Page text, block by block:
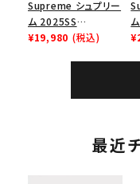
Supreme シュプリー
ム 2025SS
Homerun Tee ホー
¥19,980 (税込)
ム
最近